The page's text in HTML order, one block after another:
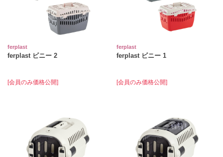
ferplast
ferplast ビニー 2
[会員のみ価格公開]
ferplast
ferplast ビニー 1
[会員のみ価格公開]